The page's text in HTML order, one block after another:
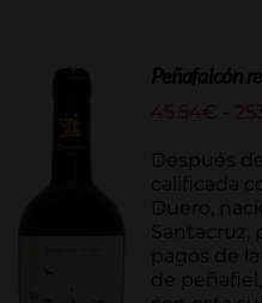
Peñafalcón
45.54€
Después
calificada
Duero,
Santacruz,
pagos de
de